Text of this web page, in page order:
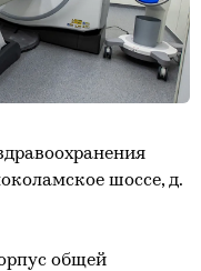
шоссе, д.
общей